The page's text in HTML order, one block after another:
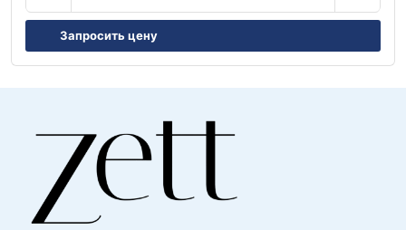
Запросить цену